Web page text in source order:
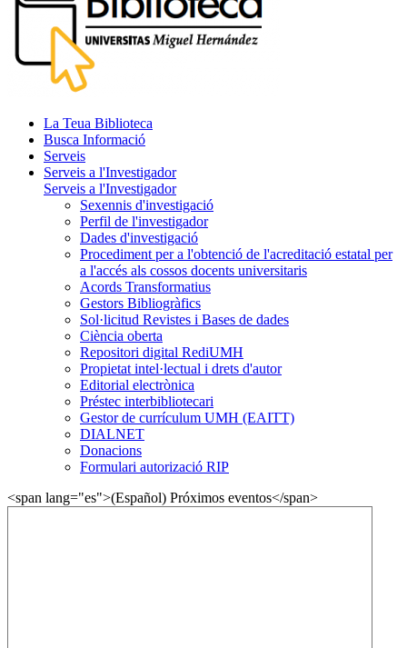
La Teua Biblioteca
Busca Informació
Serveis
Serveis a l'Investigador
Serveis a l'Investigador
Sexennis d'investigació
Perfil de l'investigador
Dades d'investigació
Procediment per a l'obtenció de l'acreditació estatal per
a l'accés als cossos docents universitaris
Acords Transformatius
Gestors Bibliogràfics
Sol·licitud Revistes i Bases de dades
Ciència oberta
Repositori digital RediUMH
Propietat intel·lectual i drets d'autor
Editorial electrònica
Préstec interbibliotecari
Gestor de currículum UMH (EAITT)
DIALNET
Donacions
Formulari autorizació RIP
<span lang="es">(Español) Próximos eventos</span>